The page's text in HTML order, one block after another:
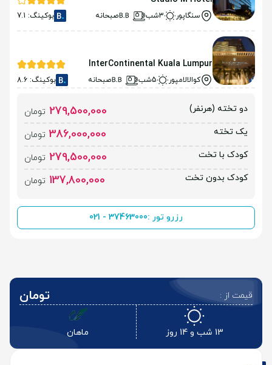
سنگاپور 3شب صبحانه بوکینگ: 7.1
InterContinental Kuala Lumpur
کوالالامپور 5شب صبحانه بوکینگ: 8.6
دو تخته (هرنفر) 279,500,000 تومان
یک تخته
386,000,000 تومان
کودک با تخت
279,500,000 تومان
کودک بدون تخت
137,800,000 تومان
رزرو تور :021 - 37463000
قیمت از : تومان
13 شب و 14 روز ماهان